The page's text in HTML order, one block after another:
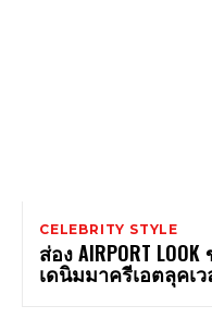
CELEBRITY STYLE
ส่อง AIRPORT
เดนิมมาครีเอตลุคเ